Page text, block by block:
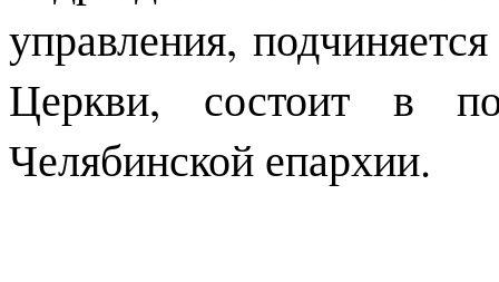
управления,
Церкви, состоит в
Челябинской епархии.